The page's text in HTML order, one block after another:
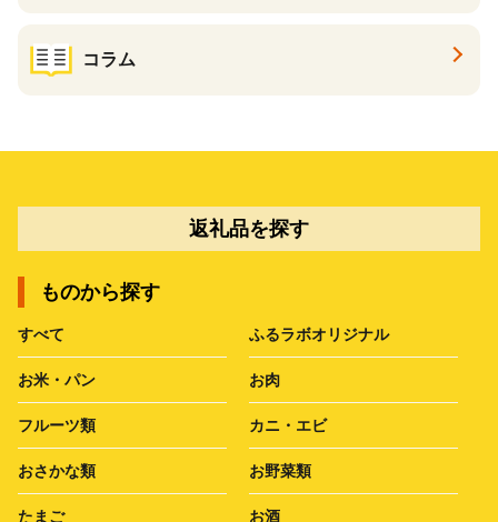
コラム
返礼品を探す
ものから探す
すべて ふるラボオリジナル
お米・パン お肉
フルーツ類 カニ・エビ
おさかな類 お野菜類
たまご お酒